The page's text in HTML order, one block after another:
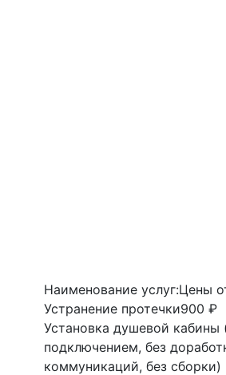
Наименование услуг:Цены
Устранение протечки900 ₽
Установка душевой кабины
подключением, без
коммуникаций, без сборки)